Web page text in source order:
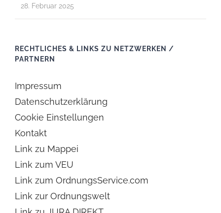
28. Februar 2025
RECHTLICHES & LINKS ZU NETZWERKEN /
PARTNERN
Impressum
Datenschutzerklärung
Cookie Einstellungen
Kontakt
Link zu Mappei
Link zum VEU
Link zum OrdnungsService.com
Link zur Ordnungswelt